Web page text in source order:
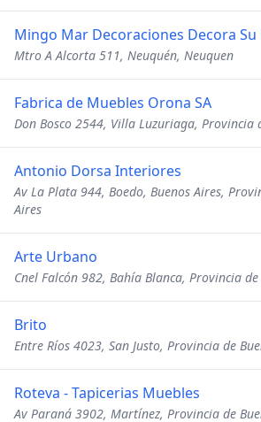
Mtro A Alcorta 511, Neuquén, Neuquen
Fabrica de Muebles Orona SA
Don Bosco 2544, Villa Luzuriaga, Provincia
Antonio Dorsa Interiores
Av La Plata 944, Boedo, Buenos Aires,
Aires
Arte Urbano
Cnel Falcón 982, Bahía Blanca, Provincia
Brito
Entre Ríos 4023, San Justo, Provincia de
Roteva - Tapicerias Muebles
Av Paraná 3902, Martínez, Provincia de